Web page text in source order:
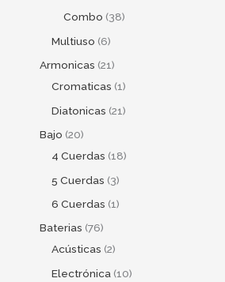
Combo 38
Multiuso 6
Armonicas 21
Cromaticas 1
Diatonicas 21
Bajo 20
4 Cuerdas 18
5 Cuerdas 3
6 Cuerdas 1
Baterias 76
Acústicas 2
Electrónica 10